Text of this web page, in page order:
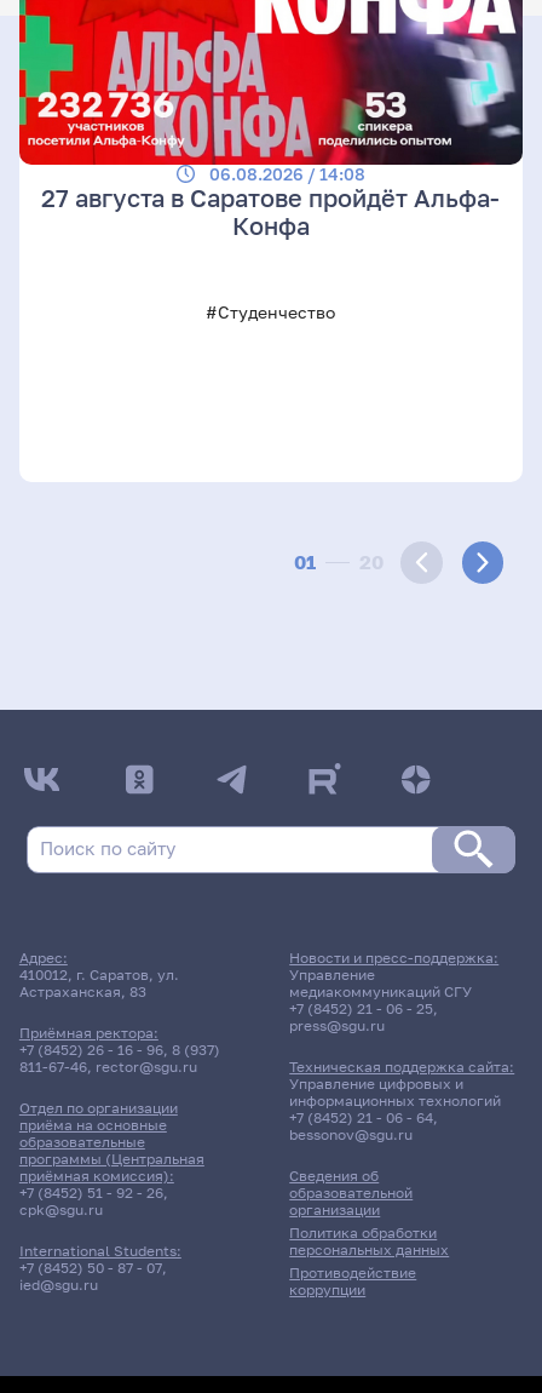
01 20
06.08.2026 / 14:08
27 августа в Саратове пройдёт Альфа-
Конфа
#Студенчество
Адрес:
410012, г. Саратов, ул.
Астраханская, 83
Приёмная ректора:
+7 (8452) 26 - 16 - 96, 8 (937)
811-67-46, rector@sgu.ru
Отдел по организации
приёма на основные
образовательные
программы (Центральная
приёмная комиссия):
+7 (8452) 51 - 92 - 26,
cpk@sgu.ru
International Students:
+7 (8452) 50 - 87 - 07,
ied@sgu.ru
Сведения об
образовательной
организации
Политика обработки
персональных данных
Противодействие
коррупции
Новости и пресс-поддержка:
Управление
медиакоммуникаций СГУ
+7 (8452) 21 - 06 - 25,
press@sgu.ru
Техническая поддержка сайта:
Управление цифровых и
информационных технологий
+7 (8452) 21 - 06 - 64,
bessonov@sgu.ru